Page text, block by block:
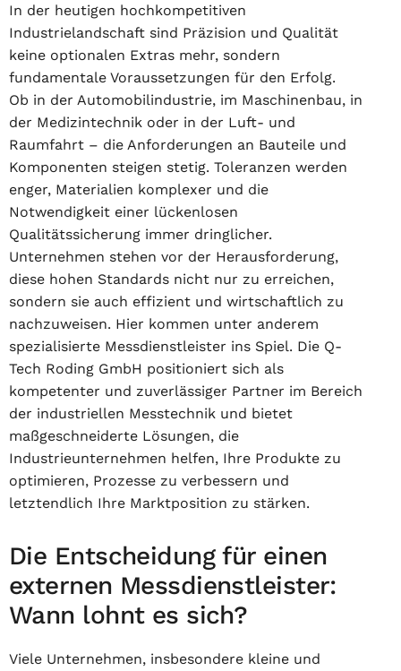
In der heutigen hochkompetitiven
Industrielandschaft sind Präzision und Qualität
keine optionalen Extras mehr, sondern
fundamentale Voraussetzungen für den Erfolg.
Ob in der Automobilindustrie, im Maschinenbau, in
der Medizintechnik oder in der Luft- und
Raumfahrt – die Anforderungen an Bauteile und
Komponenten steigen stetig. Toleranzen werden
enger, Materialien komplexer und die
Notwendigkeit einer lückenlosen
Qualitätssicherung immer dringlicher.
Unternehmen stehen vor der Herausforderung,
diese hohen Standards nicht nur zu erreichen,
sondern sie auch effizient und wirtschaftlich zu
nachzuweisen. Hier kommen unter anderem
spezialisierte Messdienstleister ins Spiel. Die Q-
Tech Roding GmbH positioniert sich als
kompetenter und zuverlässiger Partner im Bereich
der industriellen Messtechnik und bietet
maßgeschneiderte Lösungen, die
Industrieunternehmen helfen, Ihre Produkte zu
optimieren, Prozesse zu verbessern und
letztendlich Ihre Marktposition zu stärken.
Die Entscheidung für einen
externen Messdienstleister:
Wann lohnt es sich?
Viele Unternehmen, insbesondere kleine und